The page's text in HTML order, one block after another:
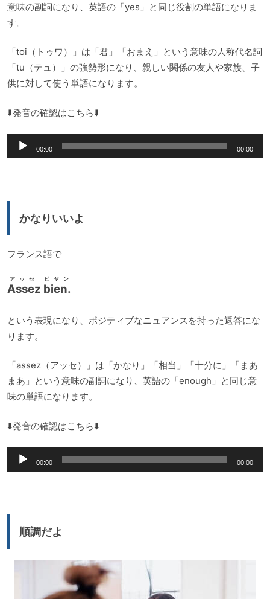
意味の副詞になり、英語の「yes」と同じ役割の単語になりま
す。
「toi（トゥワ）」は「君」「おまえ」という意味の人称代名詞
「tu（テュ）」の強勢形になり、親しい関係の友人や家族、子
供に対して使う単語になります。
⬇️発音の確認はこちら⬇️
声
00:00 00:00
かなりいいよ
フランス語で
Assez bien.
アッセ ビヤン
という表現になり、ポジティブなニュアンスを持った返答にな
ります。
「assez（アッセ）」は「かなり」「相当」「十分に」「まあ
まあ」という意味の副詞になり、英語の「enough」と同じ意
味の単語になります。
⬇️発音の確認はこちら⬇️
声
ー
00:00 00:00
順調だよ